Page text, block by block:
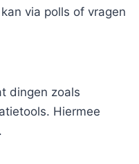
via polls of vragen
dingen zoals
Hiermee